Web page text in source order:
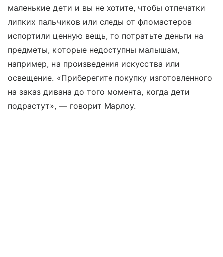
маленькие дети и вы не хотите, чтобы отпечатки
липких пальчиков или следы от фломастеров
испортили ценную вещь, то потратьте деньги на
предметы, которые недоступны малышам,
например, на произведения искусства или
освещение. «Приберегите покупку изготовленного
на заказ дивана до того момента, когда дети
подрастут», — говорит Марлоу.